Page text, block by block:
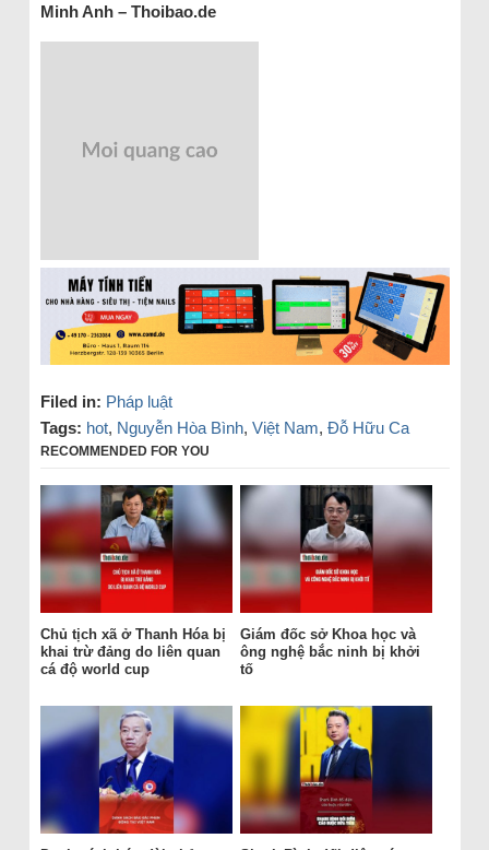
Minh Anh – Thoibao.de
Filed in: Pháp luật
Tags: hot, Nguyễn Hòa Bình, Việt Nam, Đỗ Hữu Ca
RECOMMENDED FOR YOU
Chủ tịch xã ở Thanh Hóa bị
khai trừ đảng do liên quan
cá độ world cup
Giám đốc sở Khoa học và
ông nghệ bắc ninh bị khởi
tố